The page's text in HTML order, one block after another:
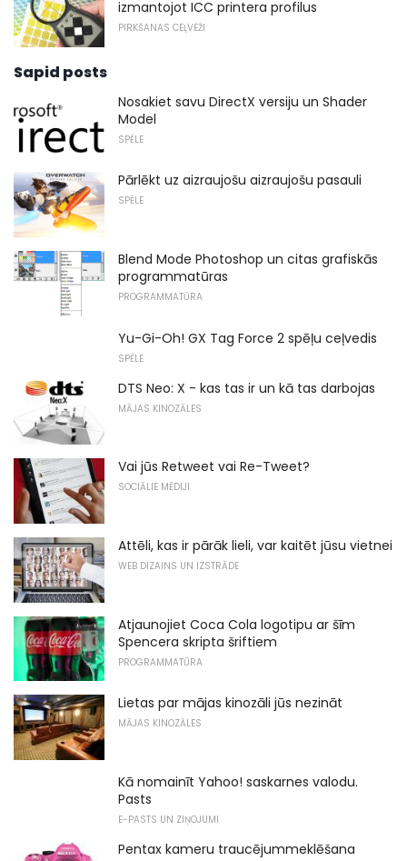
izmantojot ICC printera profilus
PIRKŠANAS CEĻVEŽI
Sapid posts
Nosakiet savu DirectX versiju un Shader
Model
SPĒLE
Pārlēkt uz aizraujošu aizraujošu pasauli
SPĒLE
Blend Mode Photoshop un citas grafiskās
programmatūras
PROGRAMMATŪRA
Yu-Gi-Oh! GX Tag Force 2 spēļu ceļvedis
SPĒLE
DTS Neo: X - kas tas ir un kā tas darbojas
MĀJAS KINOZĀLES
Vai jūs Retweet vai Re-Tweet?
SOCIĀLIE MĒDIJI
Attēli, kas ir pārāk lieli, var kaitēt jūsu vietnei
WEB DIZAINS UN IZSTRĀDE
Atjaunojiet Coca Cola logotipu ar šīm
Spencera skripta šriftiem
PROGRAMMATŪRA
Lietas par mājas kinozāli jūs nezināt
MĀJAS KINOZĀLES
Kā nomainīt Yahoo! saskarnes valodu.
Pasts
E-PASTS UN ZIŅOJUMI
Pentax kameru traucējummeklēšana